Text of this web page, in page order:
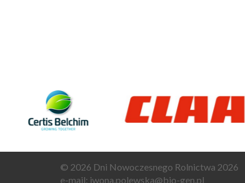
© 2026 Dni Nowoczesnego Rolnictwa 2026
e-mail: iwona.polewska@bio-gen.pl